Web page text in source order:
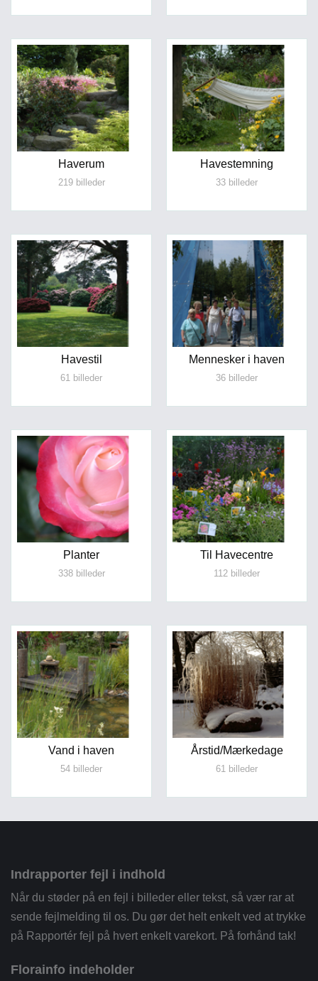
Haverum
219 billeder
Havestemning
33 billeder
Havestil
61 billeder
Mennesker i haven
36 billeder
Planter
338 billeder
Til Havecentre
112 billeder
Vand i haven
54 billeder
Årstid/Mærkedage
61 billeder
Indrapporter fejl i indhold
Når du støder på en fejl i billeder eller tekst, så vær rar at
sende fejlmelding til os. Du gør det helt enkelt ved at trykke
på Rapportér fejl på hvert enkelt varekort. På forhånd tak!
Florainfo indeholder